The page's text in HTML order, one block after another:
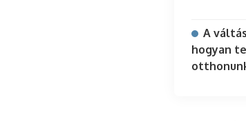
A
hogyan